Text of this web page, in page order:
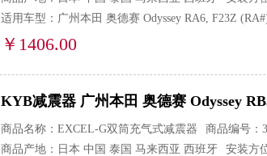
适用车型：广州本田 奥德赛 Odyssey RA6, F23Z
￥1406.00
KYB减震器 广州本田 奥德赛 Odyssey
商品名称：EXCEL-G双筒充气式减震器
商品编号：
商品产地：日本 中国 泰国 马来西亚 西班牙
安装方